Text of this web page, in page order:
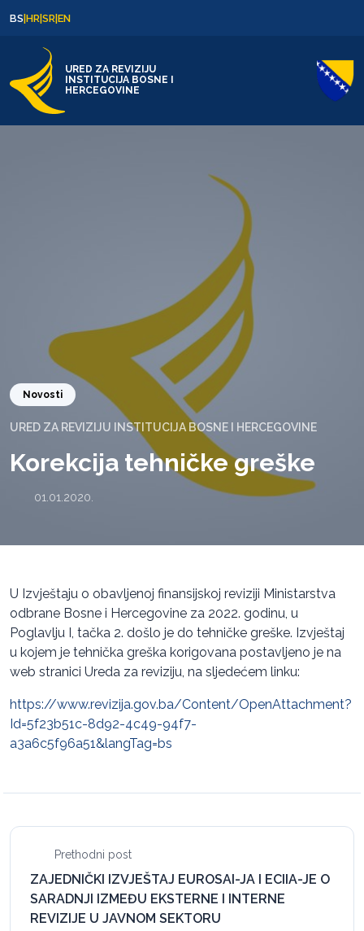
BS|HR|SR|EN
URED ZA REVIZIJU
INSTITUCIJA BOSNE I
HERCEGOVINE
Novosti
URED ZA REVIZIJU INSTITUCIJA BOSNE I HERCEGOVINE
Korekcija tehničke greške
01.01.2020.
U Izvještaju o obavljenoj finansijskoj reviziji Ministarstva
odbrane Bosne i Hercegovine za 2022. godinu, u
Poglavlju I, tačka 2. došlo je do tehničke greške. Izvještaj
u kojem je tehnička greška korigovana postavljeno je na
web stranici Ureda za reviziju, na sljedećem linku:
https://www.revizija.gov.ba/Content/OpenAttachment?
Id=5f23b51c-8d92-4c49-94f7-
a3a6c5f96a51&langTag=bs
Prethodni post
ZAJEDNIČKI IZVJEŠTAJ EUROSAI-JA I ECIIA-JE O
SARADNJI IZMEĐU EKSTERNE I INTERNE
REVIZIJE U JAVNOM SEKTORU